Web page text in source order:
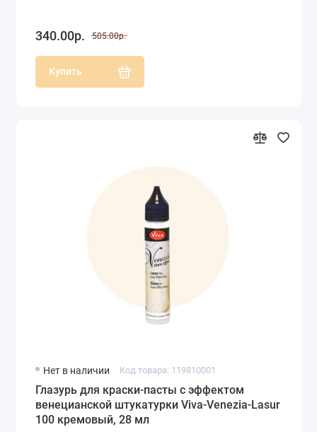
340.00р. 505.00р.
Купить
Нет в наличии Код товара: 119810001
Глазурь для краски-пасты с эффектом
венецианской штукатурки Viva-Venezia-Lasur
100 кремовый, 28 мл